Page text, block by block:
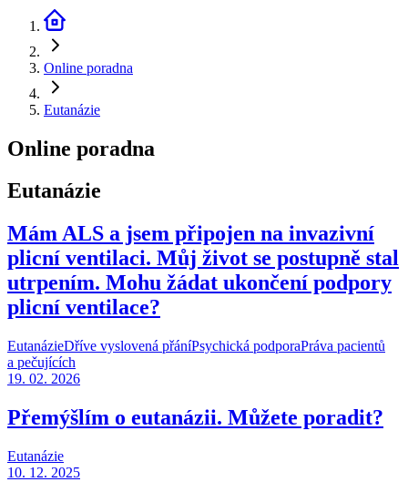
Online poradna
Eutanázie
Online poradna
Eutanázie
Mám ALS a jsem připojen na invazivní
plicní ventilaci. Můj život se postupně stal
utrpením. Mohu žádat ukončení podpory
plicní ventilace?
EutanázieDříve vyslovená přáníPsychická podporaPráva pacientů
a pečujících
19. 02. 2026
Přemýšlím o eutanázii. Můžete poradit?
Eutanázie
10. 12. 2025